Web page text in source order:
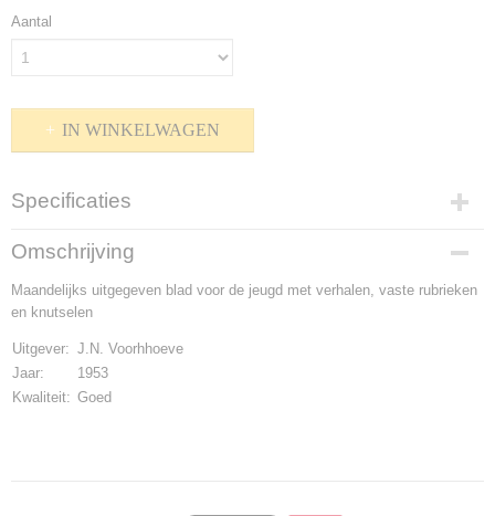
Aantal
IN WINKELWAGEN
Specificaties
Productcode
K-1510-128
Bruto gewicht
50,00 g
Omschrijving
Maandelijks uitgegeven blad voor de jeugd met verhalen, vaste rubrieken
en knutselen
Uitgever: J.N. Voorhhoeve
Jaar:
1953
Kwaliteit: Goed